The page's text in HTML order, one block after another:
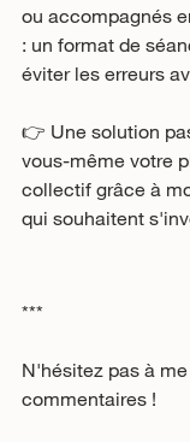
ou accompagnés
: un format de
éviter les erreurs
👉 Une solution
vous-même votre
collectif grâce à
qui souhaitent
***
N'hésitez pas à
commentaires !